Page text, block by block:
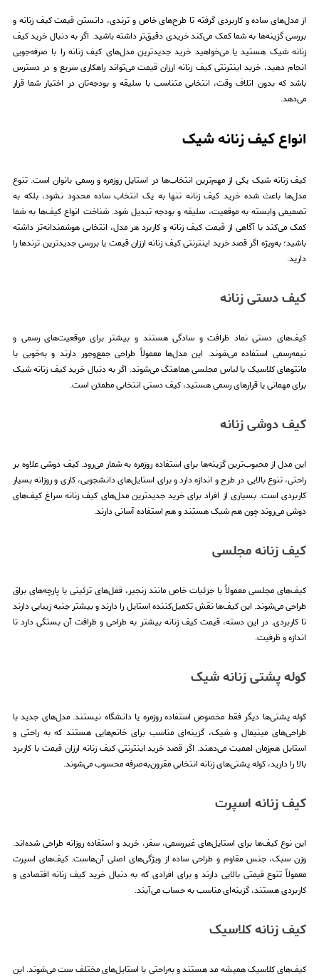
از مدل‌های ساده و کاربردی گرفته تا طرح‌های خاص و ترندی، دانستن قیمت کیف زنانه و
بررسی گزینه‌ها به شما کمک می‌کند خریدی دقیق‌تر داشته باشید. اگر به دنبال خرید کیف
زنانه شیک هستید یا می‌خواهید خرید جدیدترین مدل‌های کیف زنانه را با صرفه‌جویی
انجام دهید، خرید اینترنتی کیف زنانه ارزان قیمت می‌تواند راهکاری سریع و در دسترس
باشد که بدون اتلاف وقت، انتخابی متناسب با سلیقه و بودجه‌تان در اختیار شما قرار
می‌دهد.
انواع کیف زنانه شیک
کیف زنانه شیک یکی از مهم‌ترین انتخاب‌ها در استایل روزمره و رسمی بانوان است. تنوع
مدل‌ها باعث شده خرید کیف زنانه تنها به یک انتخاب ساده محدود نشود، بلکه به
تصمیمی وابسته به موقعیت، سلیقه و بودجه تبدیل شود. شناخت انواع کیف‌ها به شما
کمک می‌کند با آگاهی از قیمت کیف زنانه و کاربرد هر مدل، انتخابی هوشمندانه‌تر داشته
باشید؛ به‌ویژه اگر قصد خرید اینترنتی کیف زنانه ارزان قیمت یا بررسی جدیدترین ترندها را
دارید.
کیف دستی زنانه
کیف‌های دستی نماد ظرافت و سادگی هستند و بیشتر برای موقعیت‌های رسمی و
نیمه‌رسمی استفاده می‌شوند. این مدل‌ها معمولاً طراحی جمع‌وجور دارند و به‌خوبی با
مانتوهای کلاسیک یا لباس مجلسی هماهنگ می‌شوند. اگر به دنبال خرید کیف زنانه شیک
برای مهمانی یا قرارهای رسمی هستید، کیف دستی انتخابی مطمئن است.
کیف دوشی زنانه
این مدل از محبوب‌ترین گزینه‌ها برای استفاده روزمره به شمار می‌رود. کیف دوشی علاوه بر
راحتی، تنوع بالایی در طرح و اندازه دارد و برای استایل‌های دانشجویی، کاری و روزانه بسیار
کاربردی است. بسیاری از افراد برای خرید جدیدترین مدل‌های کیف زنانه سراغ کیف‌های
دوشی می‌روند چون هم شیک هستند و هم استفاده آسانی دارند.
کیف زنانه مجلسی
کیف‌های مجلسی معمولاً با جزئیات خاص مانند زنجیر، قفل‌های تزئینی یا پارچه‌های براق
طراحی می‌شوند. این کیف‌ها نقش تکمیل‌کننده استایل را دارند و بیشتر جنبه زیبایی دارند
تا کاربردی. در این دسته، قیمت کیف زنانه بیشتر به طراحی و ظرافت آن بستگی دارد تا
اندازه و ظرفیت.
کوله پشتی زنانه شیک
کوله پشتی‌ها دیگر فقط مخصوص استفاده روزمره یا دانشگاه نیستند. مدل‌های جدید با
طراحی‌های مینیمال و شیک، گزینه‌ای مناسب برای خانم‌هایی هستند که به راحتی و
استایل هم‌زمان اهمیت می‌دهند. اگر قصد خرید اینترنتی کیف زنانه ارزان قیمت با کاربرد
بالا را دارید، کوله پشتی‌های زنانه انتخابی مقرون‌به‌صرفه محسوب می‌شوند.
کیف زنانه اسپرت
این نوع کیف‌ها برای استایل‌های غیررسمی، سفر، خرید و استفاده روزانه طراحی شده‌اند.
وزن سبک، جنس مقاوم و طراحی ساده از ویژگی‌های اصلی آن‌هاست. کیف‌های اسپرت
معمولاً تنوع قیمتی بالایی دارند و برای افرادی که به دنبال خرید کیف زنانه اقتصادی و
کاربردی هستند، گزینه‌ای مناسب به حساب می‌آیند.
کیف زنانه کلاسیک
کیف‌های کلاسیک همیشه مد هستند و به‌راحتی با استایل‌های مختلف ست می‌شوند. این